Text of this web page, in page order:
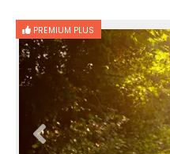
PREMIUM PLUS